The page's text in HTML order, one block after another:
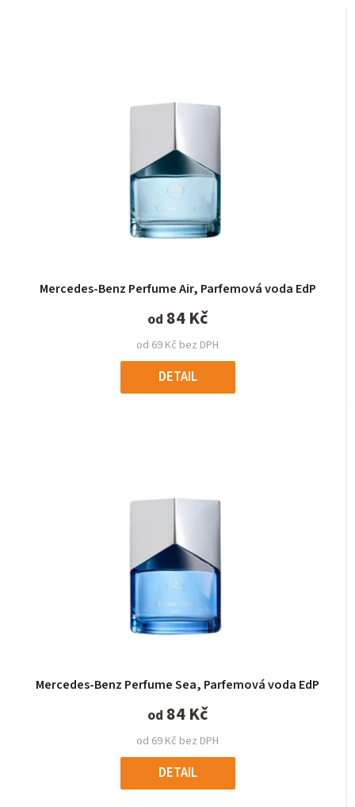
Mercedes-Benz Perfume Air, Parfemová voda EdP
od 69 Kč bez DPH
od 84 Kč
DETAIL
Mercedes-Benz Perfume Sea, Parfemová voda EdP
od 69 Kč bez DPH
od 84 Kč
DETAIL